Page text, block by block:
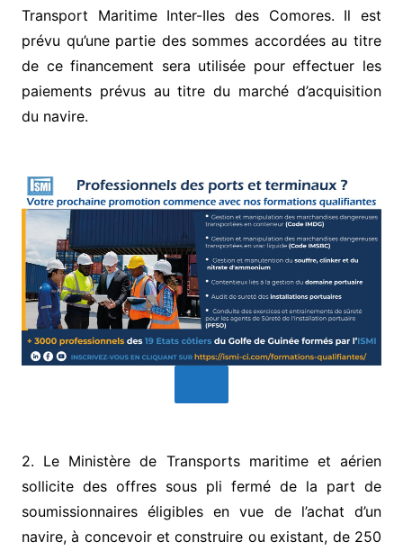
Transport Maritime Inter-Iles des Comores. Il est
prévu qu’une partie des sommes accordées au titre
de ce financement sera utilisée pour effectuer les
paiements prévus au titre du marché d’acquisition
du navire.
2. Le Ministère de Transports maritime et aérien
sollicite des offres sous pli fermé de la part de
soumissionnaires éligibles en vue de l’achat d’un
navire, à concevoir et construire ou existant, de 250